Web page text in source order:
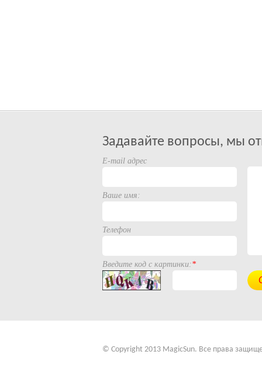
Задавайте вопросы, мы
E-mail адрес
Ваше имя:
Телефон
Введите код с картинки:*
© Copyright 2013 MagicSun. Все права